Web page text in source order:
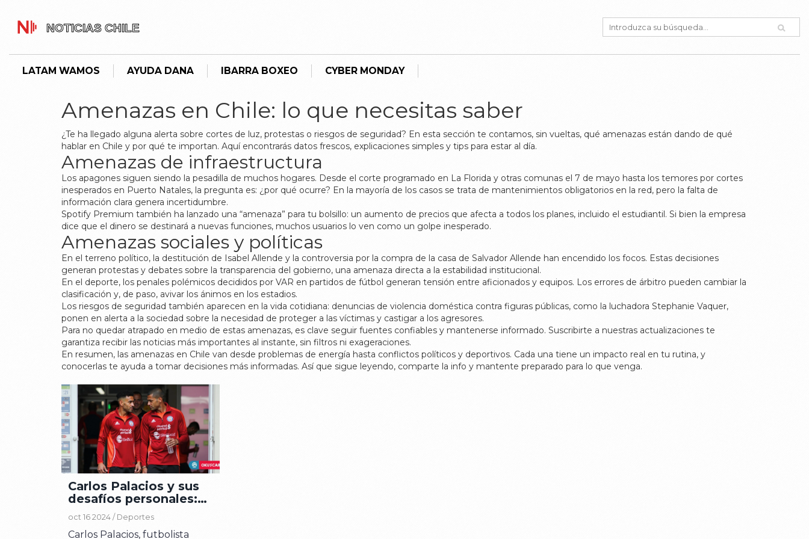
LATAM WAMOS AYUDA DANA IBARRA BOXEO CYBER MONDAY
Amenazas en Chile: lo que necesitas saber
¿Te ha llegado alguna alerta sobre cortes de luz, protestas o riesgos de seguridad? En esta sección te contamos, sin vueltas, qué amenazas están dando de qué
hablar en Chile y por qué te importan. Aquí encontrarás datos frescos, explicaciones simples y tips para estar al día.
Amenazas de infraestructura
Los apagones siguen siendo la pesadilla de muchos hogares. Desde el corte programado en La Florida y otras comunas el 7 de mayo hasta los temores por cortes
inesperados en Puerto Natales, la pregunta es: ¿por qué ocurre? En la mayoría de los casos se trata de mantenimientos obligatorios en la red, pero la falta de
información clara genera incertidumbre.
Spotify Premium también ha lanzado una “amenaza” para tu bolsillo: un aumento de precios que afecta a todos los planes, incluido el estudiantil. Si bien la empresa
dice que el dinero se destinará a nuevas funciones, muchos usuarios lo ven como un golpe inesperado.
Amenazas sociales y políticas
En el terreno político, la destitución de Isabel Allende y la controversia por la compra de la casa de Salvador Allende han encendido los focos. Estas decisiones
generan protestas y debates sobre la transparencia del gobierno, una amenaza directa a la estabilidad institucional.
En el deporte, los penales polémicos decididos por VAR en partidos de fútbol generan tensión entre aficionados y equipos. Los errores de árbitro pueden cambiar la
clasificación y, de paso, avivar los ánimos en los estadios.
Los riesgos de seguridad también aparecen en la vida cotidiana: denuncias de violencia doméstica contra figuras públicas, como la luchadora Stephanie Vaquer,
ponen en alerta a la sociedad sobre la necesidad de proteger a las víctimas y castigar a los agresores.
Para no quedar atrapado en medio de estas amenazas, es clave seguir fuentes confiables y mantenerse informado. Suscribirte a nuestras actualizaciones te
garantiza recibir las noticias más importantes al instante, sin filtros ni exageraciones.
En resumen, las amenazas en Chile van desde problemas de energía hasta conflictos políticos y deportivos. Cada una tiene un impacto real en tu rutina, y
conocerlas te ayuda a tomar decisiones más informadas. Así que sigue leyendo, comparte la info y mantente preparado para lo que venga.
Carlos Palacios y sus
desafíos personales:
mediante amenazas y
deudas abandona La
oct 16 2024 / Deportes
Carlos Palacios, futbolista